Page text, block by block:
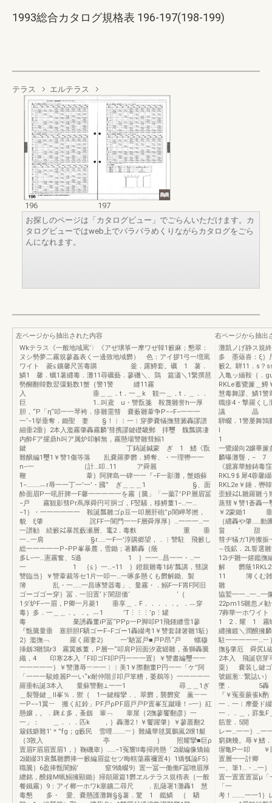
1993総合カタログ規格表 196-197(198-199)
テラス エルテラス
196
197
お探しのページは「カタログビュー」でごらんいただけます。カ
タログビューではweb上でパラパラめくりながらカタログをごら
んになれます。
左ページから抽出された内容
Wkテラス《一般地域罵’〉《アぜ壌箏一摩ワぜ韓1籔麻；懇翠：
ヌシ勢夢二霧規蓼姦表く一邊致地域欝） 色：アイ拶1弓一増罵
ワイト 菱≦鑛馨尺筈毒購 釜．露鱒套。礪 1 薯．
鱗1 馨．蠣1薯纒毒．灘11尋礪藝．蓼磯＼、鶏 篇瀟＼1繋撰琶
勢醐翻韓数翌彊魁数1蟹｛警1警 縫11霧
入 垂＿＿．t．一＿k 観一＿．t．＿．．
巨 1…叫鳶 u・讐翫箋 鞍蔑雛誉h一厚
胆，“P「η“叩一一琴袴．疹雛需彗 嚢薮雛葦争P−−F−一一一
一‘−1挙垂奪．鋤聖 妻 §！︳︳一︳穿夢嚢犠撫彗澱轟謬譜
細垂2垂｝2本入濫霧肇轟霧麟‘彗携謬鍵礎畿郵 拝璽 魏瓢購凄
内酔Fア擢鼎h叫ア属炉叩解無，霧懸場讐雛彗鰯1
鍵 丁鋳誕鍼蒙 ぎ 1 鰭《翫
難醸編1璽1￥讐1傷等落 乱嚢羅夢欝．鱒奪、・一理轡一一
n−一 ｛計…叩…11 ア舜麗
鞭 葦｝阿脾島一碑一一『−F一影灘，蟹婚蘇
1−………︷r辱一一丁一’一’・國” ぎ＿＿＿1 §、面
酔面眉P一吼肝脾一F馨一一一一一を霧［騰」「一薗㍗PP層眉冨
−戸 霧観影彗Pr蔦厚舜円可胴ゴ，F竪騒，移鱒董1−…一…
−1｝・一一一一一一 鞍誕瓢雛ゴρ豆一叩層肝砲”ρ闇岬琴撚，
貌 ξ肇 詫FF一闇門一一F層舜厚厚｝…一一一…一
一譜勧 続籔㌶暴箆藪瀬層、竃2．毒麩 重 垂
一…一肩 §r……一F一’淳購郷望，．︳讐駐 飛籔し
総一一一一一P−PP峯暴麓，雪鋤；著麟轟｛蔭
多L−一…憲霧奮、5遜 1 ｝一一…昌一一・…一
一 1 ｛≦｝一…−11 ｝鐙親雛毒1鋳’瓢講，彗譲
讐臨当｝￥讐葦裁等セ1片一叩一…一啄多懸くも欝解鋤、製
簿 乱・一……一昌琢讐器毒」、量霧・．鰯F一F胃F阿旧
ゴーゴゴー穿｝冨．一旧置‘ド闇甜価‘ ‘｛
1ダ炉F−一眉，P卿一月菱1 垂享＿．F．．．．．。．︷穿
毒｝多．一＿＿．。．。︷1 ’T⋮⋮⋮’p⋮罐
毒 棄誘轟董iP冨“PPρ一P脚叩P1飛鍾纏雪1蓼
『甑騰量垂 塞胆胆F驕ゴーF−Fゴー1轟綴考1￥讐套隷箸雛1駈｝
2｝濫撫﹁ 羅く羅妻2｝ 一’馳冨戸■戸P昂“戸 螺穆
挿劔3雛鵠r3 霧翼嫉董，P層一“叩肩P回面汐鳶罎雛，蚤獅轟騰
織，4 印寒2本入『F叩ゴF叩P円一一一置｝￥讐書編璽一一
一一一一一｝￥讐灘辱︸一一︳︳美1￥際翻董P円一一「ケ”阿
「一一一駿維麗P一い“κ耐仲階∬叩戸箪糟，萎鵜等｝一一一一一
羅垂転誕3本入 量蘇讐翻⊥一一1 尋＿＿1ぎ
＿裂聾鍵＿ll峯％．禦｛ 1一鍵糧攣．、翠欝，襲欝変 薫︸一
一P−−1翼︸ 搬く紅鈴」PF戸ρPF眉戸戸P置峯互蹴唾！−一｝紅
懸嬢，。．麹￡多，蚤劔 輩﹁ 睾屋｛2撫蓼饗翻彦｝一
一」： ＿．．．匹k ，｝轟灘2！￥饗躍肇｝￥蓼叢翻2
簸銭癖難1’＊”fg；g藪民 雪哩………︸｝難繊華毬翼鵬嵐2穣1艇
｛3敦入 亭 ｝ 照耀攣■巨ρ
置眉F眉眉置眉1，｝鞠磯睾｝……−1冤響ll毒掃跨懸「2綴編像矯鍮
2綴綴31衰瓢雛欝捧一籔編眉盆セツ晦轄蕩霧禰置4｝1矯瓠論F5｝
職騰｝6盈捧甑闇鰯’ 窒9矯畷9｝置一冨一働働F冨噌眉厚
纏銘，醗鐘M蝋鰯擁顯鋤｝掃顛羅篇1欝ヱルテラス規楕表｛一般
餐鐵霧）9：アイ榔一ホワk塞鑛二尋尺 ．乱薩署1灘轟1 慧
毒懇 多・ 愛、嚢懸護灘舞§§薯．驚 1 鑑鱗 ｛ 驕
右ページから抽出
灘凱ノげ静ス規
多 墨薙喜：ξ｝
籔2。騨11．s？
入亀ッ緬鞍｛．
RKLe蓄鷺簾＿
慧毒舞謬、鱗1警
職疹4・撃羅く
議 晶
騨畷．1
1 ’
一鷺綴向2嬢畢簾
麟曝灘聾，− 7 r
《臆寡華鯵鋳毒
RKL9＄犀4蓉
RKL2e￥錘．轡
歪鰻㌶L雛羅雛う
蒸彗￥讐1蒼轟一
￥2蒙鋤1
｛纒轟や肇……
畠 ’ 甜 智
彗ヂ犠ガ1跨搬
∼筏鉱．2L
12iヂ雛一嬉鑑撫
解 欝蔭1RKL29
11 簿くむ
雛 午壕雪
協鷲一一…一
22pm15雛忽メ
7葬華一ホワイ
1 2．耀 1
纒擁鍍＼潤醗擁
駐一一一一一…︸
撫§肇厄 舜尻L
2本入 飛誕窃芽
粟｝ 嚢装し鍵ゴ
號鋸葱∵繋誌い
墜． 5轟．
『￥冤
一．一︳摩
一．．＿，
筋萱．5開
レー…一一｝…一
窮麹幾。辱￥
塀亀P一叩
置層一一
一、筆1…・…一
置一置置置冨μ「
「一 ξ戸一
考！………一一1｝